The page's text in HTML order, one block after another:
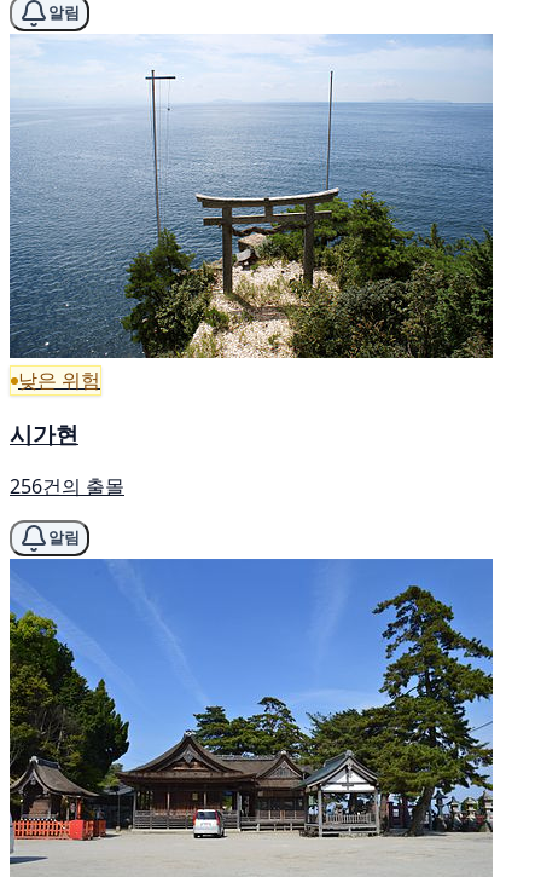
알림
낮은 위험
시가현
256건의 출몰
알림